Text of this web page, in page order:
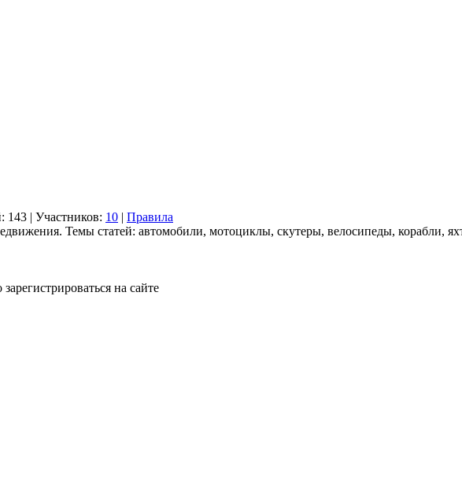
143 | Участников: 10 | Правила
Темы статей: автомобили, мотоциклы, скутеры, велосипеды, корабли,
на сайте